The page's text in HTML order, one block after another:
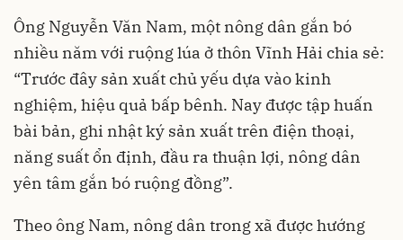
Ông Nguyễn Văn Nam, một nông dân gắn bó
nhiều năm với ruộng lúa ở thôn Vĩnh Hải chia sẻ:
“Trước đây sản xuất chủ yếu dựa vào kinh
nghiệm, hiệu quả bấp bênh. Nay được tập huấn
bài bản, ghi nhật ký sản xuất trên điện thoại,
năng suất ổn định, đầu ra thuận lợi, nông dân
yên tâm gắn bó ruộng đồng”.
Theo ông Nam, nông dân trong xã được hướng